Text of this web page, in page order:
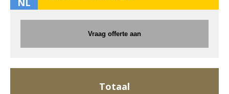
stuur verwarmd
electronic climate control
Vraag offerte aan
Totaal